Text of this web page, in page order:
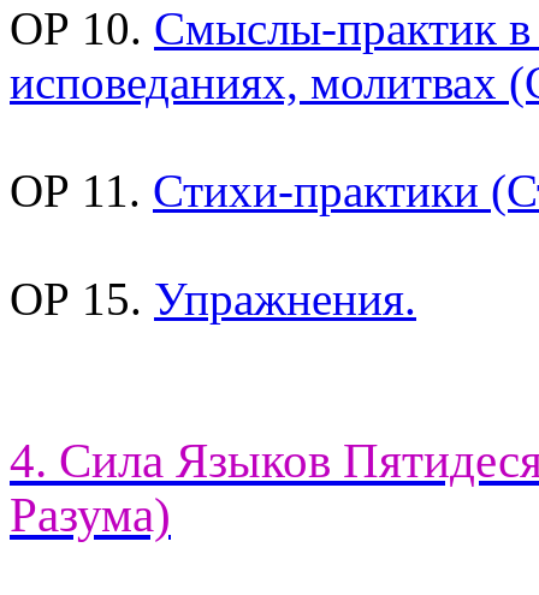
ОР 10. Смыслы-практик в
исповеданиях,
ОР 11. Стихи-практики
ОР 15. Упражнения.
4. Сила Языков
Разума)